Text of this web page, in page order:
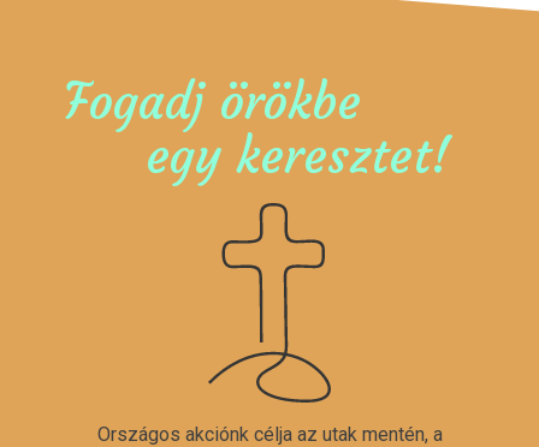
Fogadj örökbe
egy keresztet!
Országos akciónk célja az utak mentén, a